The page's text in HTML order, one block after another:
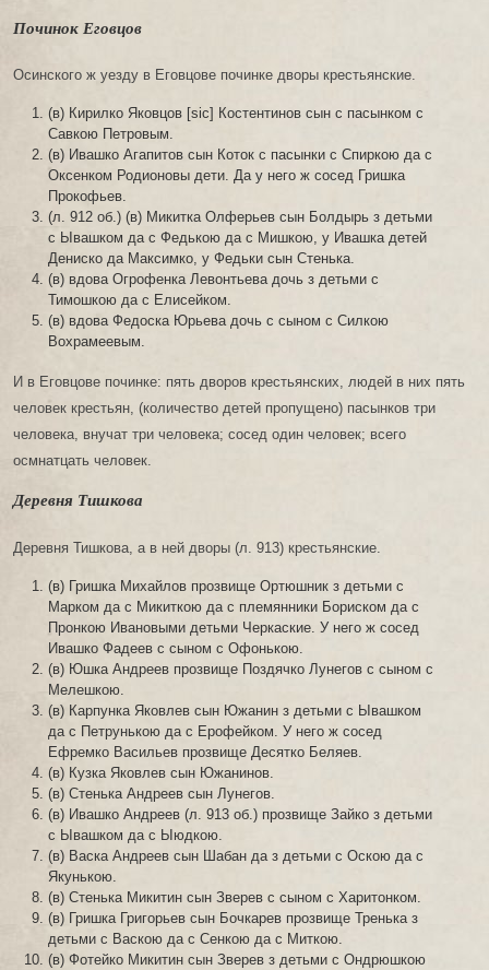
Починок Еговцов
Осинского ж уезду в Еговцове починке дворы крестьянские.
(в) Кирилко Яковцов [sic] Костентинов сын с пасынком с
Савкою Петровым.
(в) Ивашко Агапитов сын Коток с пасынки с Спиркою да с
Оксенком Родионовы дети. Да у него ж сосед Гришка
Прокофьев.
(л. 912 об.) (в) Микитка Олферьев сын Болдырь з детьми
с Ывашком да с Федькою да с Мишкою, у Ивашка детей
Дениско да Максимко, у Федьки сын Стенька.
(в) вдова Огрофенка Левонтьева дочь з детьми с
Тимошкою да с Елисейком.
(в) вдова Федоска Юрьева дочь с сыном с Силкою
Вохрамеевым.
И в Еговцове починке: пять дворов крестьянских, людей в них пять
человек крестьян, (количество детей пропущено) пасынков три
человека, внучат три человека; сосед один человек; всего
осмнатцать человек.
Деревня Тишкова
Деревня Тишкова, а в ней дворы (л. 913) крестьянские.
(в) Гришка Михайлов прозвище Ортюшник з детьми с
Марком да с Микиткою да с племянники Бориском да с
Пронкою Ивановыми детьми Черкаские. У него ж сосед
Ивашко Фадеев с сыном с Офонькою.
(в) Юшка Андреев прозвище Поздячко Лунегов с сыном с
Мелешкою.
(в) Карпунка Яковлев сын Южанин з детьми с Ывашком
да с Петрунькою да с Ерофейком. У него ж сосед
Ефремко Васильев прозвище Десятко Беляев.
(в) Кузка Яковлев сын Южанинов.
(в) Стенька Андреев сын Лунегов.
(в) Ивашко Андреев (л. 913 об.) прозвище Зайко з детьми
с Ывашком да с Ыюдкою.
(в) Васка Андреев сын Шабан да з детьми с Оскою да с
Якунькою.
(в) Стенька Микитин сын Зверев с сыном с Харитонком.
(в) Гришка Григорьев сын Бочкарев прозвище Тренька з
детьми с Васкою да с Сенкою да с Миткою.
(в) Фотейко Микитин сын Зверев з детьми с Ондрюшкою